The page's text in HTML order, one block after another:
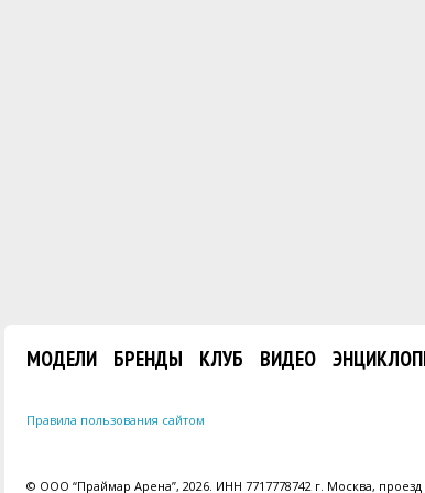
МОДЕЛИ БРЕНДЫ КЛУБ ВИДЕО
Правила пользования сайтом
© ООО “Праймар Арена”, 2026. ИНН 7717778742 г. Москва,